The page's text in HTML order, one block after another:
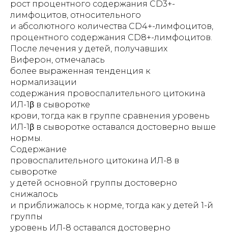
рост процентного содержания СD3+-
лимфоцитов, относительного
и абсолютного количества СD4+-лимфоцитов,
процентного содержания СD8+-лимфоцитов.
После лечения у детей, получавших
Виферон, отмечалась
более выраженная тенденция к
нормализации
содержания провоспалительного цитокина
ИЛ-1β в сыворотке
крови, тогда как в группе сравнения уровень
ИЛ-1β в сыворотке оставался достоверно выше
нормы.
Содержание
провоспалительного цитокина ИЛ-8 в
сыворотке
у детей основной группы достоверно
снижалось
и приближалось к норме, тогда как у детей 1-й
группы
уровень ИЛ-8 оставался достоверно